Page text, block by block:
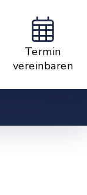
Termin
vereinbaren